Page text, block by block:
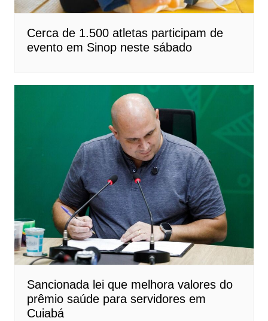
Cerca de 1.500 atletas participam de
evento em Sinop neste sábado
Sancionada lei que melhora valores do
prêmio saúde para servidores em
Cuiabá